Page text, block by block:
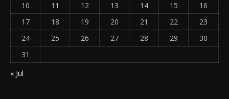
10
11 12 13 14 15
16
17
18 19 20 21 22
23
24
25 26 27 28 29
30
31
« Jul